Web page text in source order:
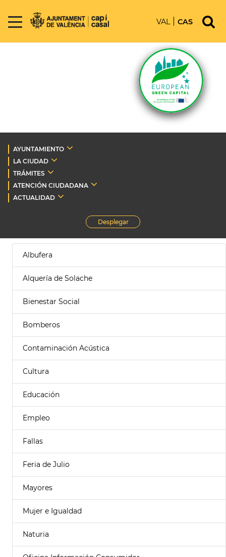
VAL CAS
AYUNTAMIENTO
LA CIUDAD
TRÁMITES
ATENCIÓN CIUDADANA
ACTUALIDAD
Desplegar
Albufera
Alquería de Solache
Bienestar Social
Bomberos
Contaminación Acústica
Cultura
Educación
Empleo
Fallas
Feria de Julio
Mayores
Mujer e Igualdad
Naturia